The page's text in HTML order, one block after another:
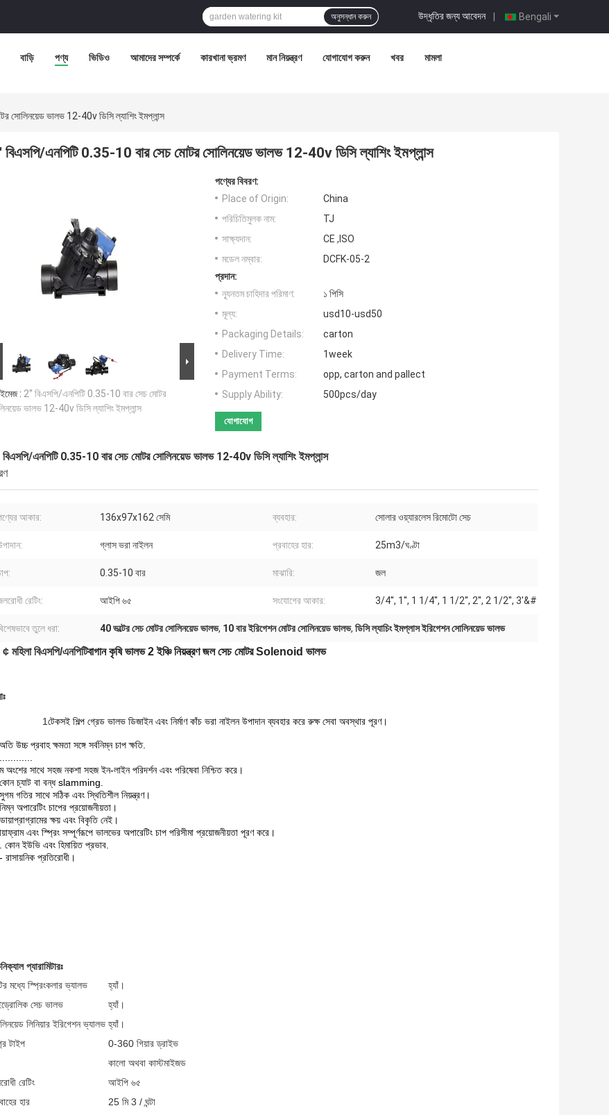
Bengali
উদ্ধৃতির জন্য আবেদন |
অনুসন্ধান করুন
বাড়ি পণ্য ভিডিও আমাদের সম্পর্কে কারখানা ভ্রমণ মান নিয়ন্ত্রণ যোগাযোগ করুন খবর মামলা
সোলিনয়েড ভালভ 12-40v ডিসি ল্যাশিং ইমপ্লান্স
এনপিটি 0.35-10 বার সেচ মোটর সোলিনয়েড ভালভ 12-40v ডিসি ল্যাশিং ইমপ্লান্স
: 2'' বিএসপি/এনপিটি 0.35-10 বার সেচ মোটর
ভালভ 12-40v ডিসি ল্যাশিং ইমপ্লান্স
পণ্যের বিবরণ:
Place of Origin:
China
পরিচিতিমুলক নাম:
TJ
সাক্ষ্যদান:
CE ,ISO
মডেল নম্বার:
DCFK-05-2
প্রদান:
ন্যূনতম চাহিদার পরিমাণ:
১ পিসি
মূল্য:
usd10-usd50
Packaging Details:
carton
Delivery Time:
1week
Payment Terms:
opp, carton and pallect
Supply Ability:
500pcs/day
যোগাযোগ
এনপিটি 0.35-10 বার সেচ মোটর সোলিনয়েড ভালভ 12-40v ডিসি ল্যাশিং ইমপ্লান্স
আকার: 136x97x162 সেমি ব্যবহার: সোলার ওয়্যারলেস রিমোটো সেচ
গ্লাস ভরা নাইলন প্রবাহের হার: 25m3/ঘণ্টা
0.35-10 বার মাঝারি: জল
রেটিং: আইপি ৬৫ সংযোগের আকার: 3/4'', 1'', 1 1/4'', 1 1/2'', 2'', 2 1/2'', 3'&#
তুলে ধরা: 40 ভল্টের সেচ মোটর সোলিনয়েড ভালভ, 10 বার ইরিগেশন মোটর সোলিনয়েড ভালভ, ডিসি ল্যাচিং ইমপ্লাস ইরিগেশন সোলিনয়েড ভালভ
মহিলা বিএসপি/এনপিটিবাগান কৃষি ভালভ 2 ইঞ্চি নিয়ন্ত্রণ জল সেচ মোটর Solenoid ভালভ
1টেকসই শিল্প গ্রেড ভালভ ডিজাইন এবং নির্মাণ কাঁচ ভরা নাইলন উপাদান ব্যবহার করে রুক্ষ সেবা অবস্থার পূরণ।
উচ্চ প্রবাহ ক্ষমতা সঙ্গে সর্বনিম্ন চাপ ক্ষতি.
অংশের সাথে সহজ নকশা সহজ ইন-লাইন পরিদর্শন এবং পরিষেবা নিশ্চিত করে।
চ্যাট বা বন্ধ slamming.
গতির সাথে সঠিক এবং স্থিতিশীল নিয়ন্ত্রণ।
অপারেটিং চাপের প্রয়োজনীয়তা।
ক্ষয় এবং বিকৃতি নেই।
এবং স্প্রিং সম্পূর্ণরূপে ভালভের অপারেটিং চাপ পরিসীমা প্রয়োজনীয়তা পূরণ করে।
কোন ইউভি এবং হিমায়িত প্রভাব.
প্রতিরোধী।
প্যারামিটারঃ
মধ্যে স্প্রিংকলার ভ্যালভ
হ্যাঁ।
সেচ ভালভ
হ্যাঁ।
লিনিয়ার ইরিগেশন ভ্যালভ হ্যাঁ।
টাইপ
0-360 গিয়ার ড্রাইভ
কালো অথবা কাস্টমাইজড
রেটিং
আইপি ৬৫
হার
25 মি 3 / ঘন্টা